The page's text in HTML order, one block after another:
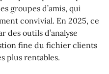
groupes d’amis, qui
convivial. En 2025, ce
des outils d’analyse
fine du fichier clients
plus rentables.